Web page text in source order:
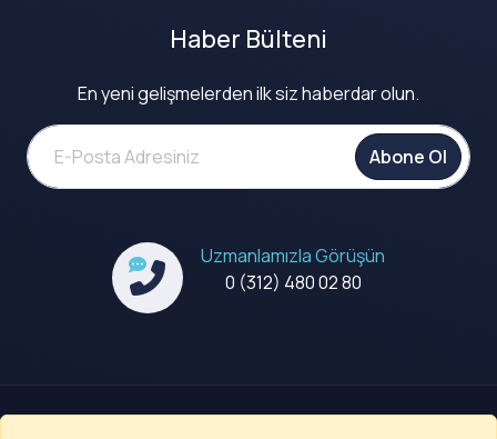
Haber Bülteni
En yeni gelişmelerden ilk siz haberdar olun.
Abone Ol
Uzmanlamızla Görüşün
0 (312) 480 02 80